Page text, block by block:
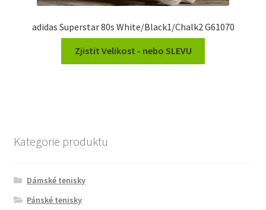
adidas Superstar 80s White/Black1/Chalk2 G61070
Zjistit Velikost - nebo SLEVU
Kategorie produktu
Dámské tenisky
Pánské tenisky